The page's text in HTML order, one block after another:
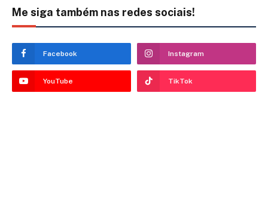
Me siga também nas redes sociais!
Facebook Instagram
YouTube TikTok